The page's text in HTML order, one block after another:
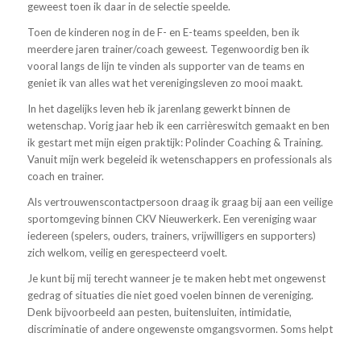
geweest toen ik daar in de selectie speelde.
Toen de kinderen nog in de F- en E-teams speelden, ben ik
meerdere jaren trainer/coach geweest. Tegenwoordig ben ik
vooral langs de lijn te vinden als supporter van de teams en
geniet ik van alles wat het verenigingsleven zo mooi maakt.
In het dagelijks leven heb ik jarenlang gewerkt binnen de
wetenschap. Vorig jaar heb ik een carrièreswitch gemaakt en ben
ik gestart met mijn eigen praktijk: Polinder Coaching & Training.
Vanuit mijn werk begeleid ik wetenschappers en professionals als
coach en trainer.
Als vertrouwenscontactpersoon draag ik graag bij aan een veilige
sportomgeving binnen CKV Nieuwerkerk. Een vereniging waar
iedereen (spelers, ouders, trainers, vrijwilligers en supporters)
zich welkom, veilig en gerespecteerd voelt.
Je kunt bij mij terecht wanneer je te maken hebt met ongewenst
gedrag of situaties die niet goed voelen binnen de vereniging.
Denk bijvoorbeeld aan pesten, buitensluiten, intimidatie,
discriminatie of andere ongewenste omgangsvormen. Soms helpt